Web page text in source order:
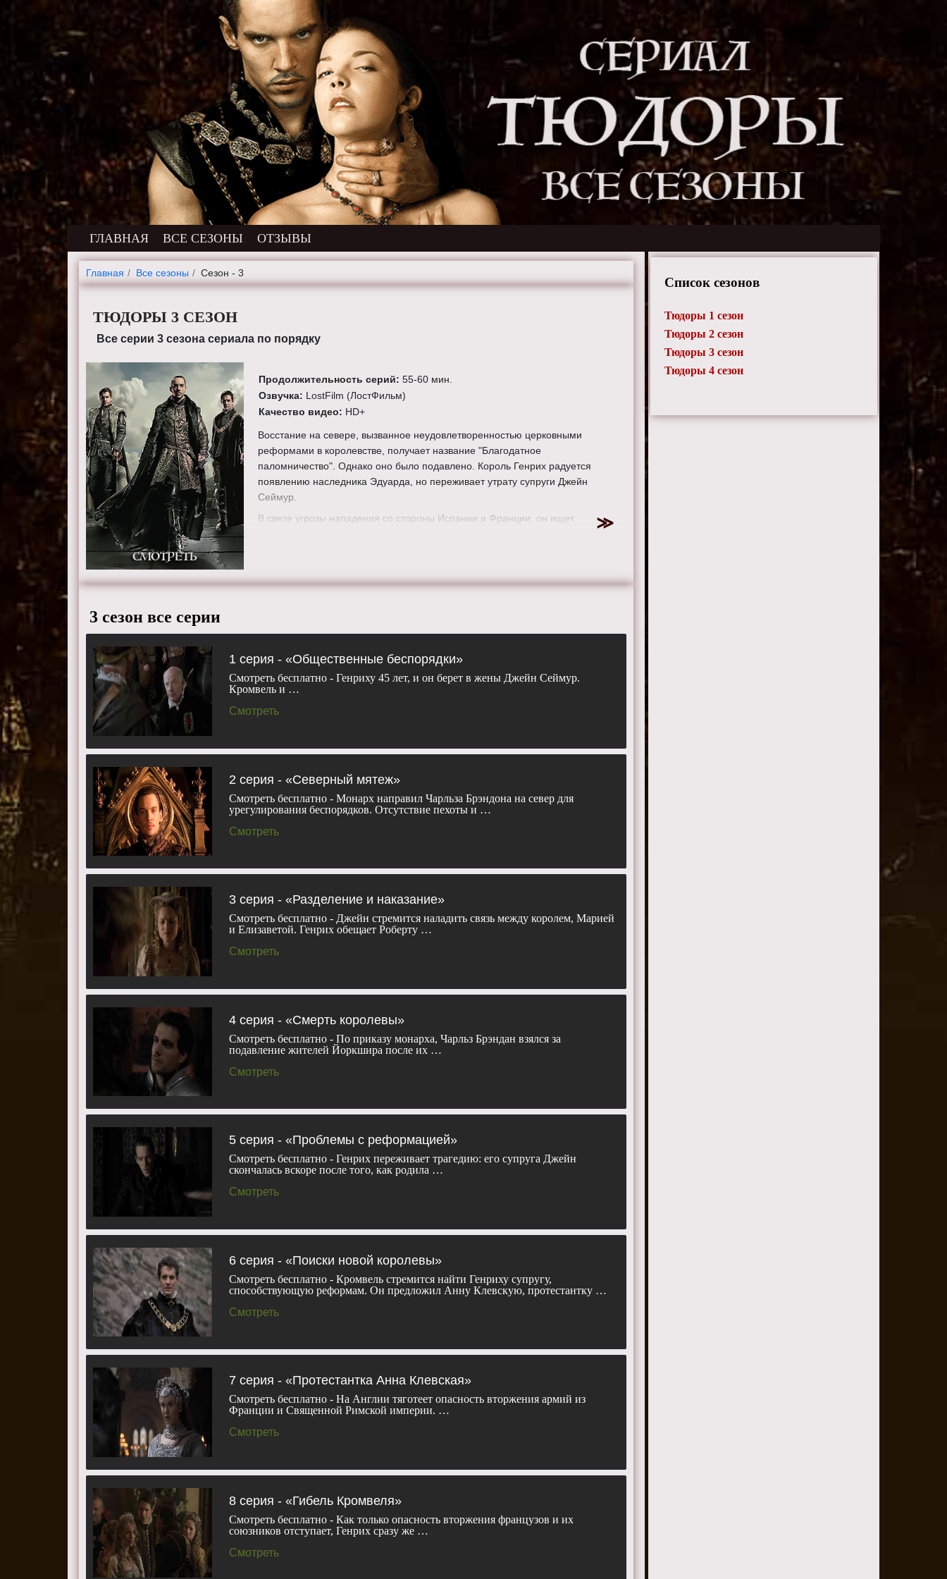
ГЛАВНАЯ ВСЕ СЕЗОНЫ ОТЗЫВЫ
Главная Все сезоны Сезон - 3
ТЮДОРЫ 3 СЕЗОН
Все серии 3 сезона сериала по порядку
Продолжительность серий:55-60 мин.
Озвучка: LostFilm (ЛостФильм)
Качество видео: HD+
Восстание на севере, вызванное неудовлетворенностью церковными
реформами в королевстве, получает название "Благодатное
паломничество". Однако оно было подавлено. Король Генрих радуется
появлению наследника Эдуарда, но переживает утрату супруги Джейн
Сеймур.
В свете угрозы нападения со стороны Испании и Франции, он ищет
Режиссеры: Джереми Подесва, Колм Маккарти, Киаран Доннелли, Дирбла
Анита Брием, Алан Ван Спрэнг, Каллум Блу, Генри Кавилл и Генри Черни.
Смотреть 3 сезон «Тюдоры» бесплатно, в хорошем качестве, на телефоне,
планшете, пк или телевизоре.
3 сезон все серии
1 серия - «Общественные беспорядки»
Смотреть бесплатно - Генриху 45 лет, и он берет в жены Джейн Сеймур.
Кромвель и …
Смотреть
2 серия - «Северный мятеж»
Смотреть бесплатно - Монарх направил Чарльза Брэндона на север для
урегулирования беспорядков. Отсутствие пехоты и …
Смотреть
3 серия - «Разделение и наказание»
Смотреть бесплатно - Джейн стремится наладить связь между королем, Марией
и Елизаветой. Генрих обещает Роберту …
Смотреть
4 серия - «Смерть королевы»
Смотреть бесплатно - По приказу монарха, Чарльз Брэндан взялся за
подавление жителей Йоркшира после их …
Смотреть
5 серия - «Проблемы с реформацией»
Смотреть бесплатно - Генрих переживает трагедию: его супруга Джейн
скончалась вскоре после того, как родила …
Смотреть
6 серия - «Поиски новой королевы»
Смотреть бесплатно - Кромвель стремится найти Генриху супругу,
способствующую реформам. Он предложил Анну Клевскую, протестантку …
Смотреть
7 серия - «Протестантка Анна Клевская»
Смотреть бесплатно - На Англии тяготеет опасность вторжения армий из
Франции и Священной Римской империи. …
Смотреть
8 серия - «Гибель Кромвеля»
Смотреть бесплатно - Как только опасность вторжения французов и их
союзников отступает, Генрих сразу же …
Смотреть
Список сезонов
Тюдоры 1 сезон
Тюдоры 2 сезон
Тюдоры 3 сезон
Тюдоры 4 сезон